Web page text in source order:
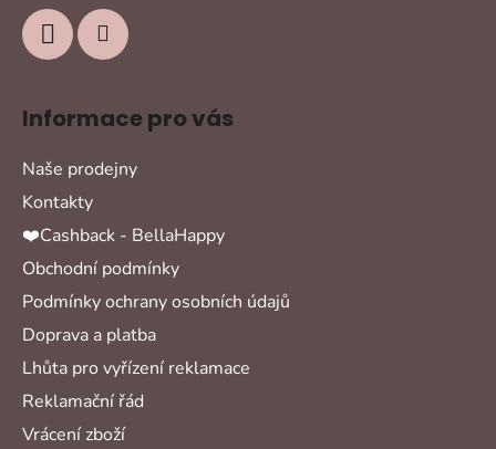
Informace pro vás
Naše prodejny
Kontakty
❤️Cashback - BellaHappy
Obchodní podmínky
Podmínky ochrany osobních údajů
Doprava a platba
Lhůta pro vyřízení reklamace
Reklamační řád
Vrácení zboží